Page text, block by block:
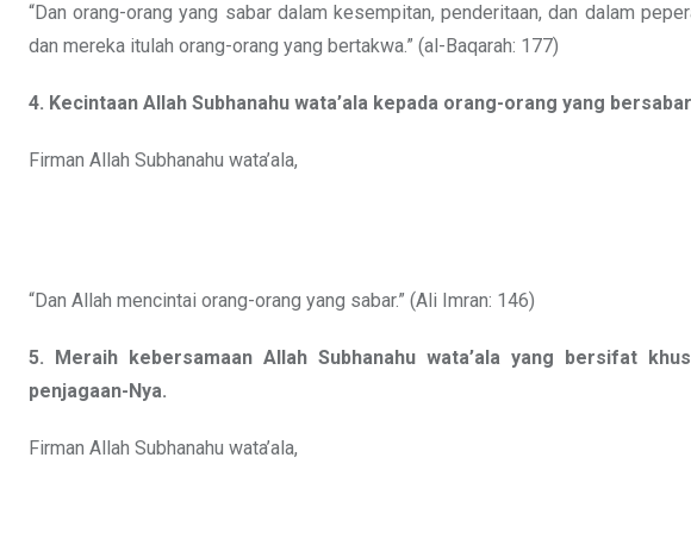
“Dan orang-orang yang sabar dalam kesempitan, penderitaan, dan dalam
dan mereka itulah orang-orang yang bertakwa.” (al-Baqarah: 177)
4. Kecintaan Allah Subhanahu wata’ala kepada orang-orang yang
Firman Allah Subhanahu wata’ala,
“Dan Allah mencintai orang-orang yang sabar.” (Ali Imran: 146)
5. Meraih kebersamaan Allah Subhanahu wata’ala yang bersifat
penjagaan-Nya.
Firman Allah Subhanahu wata’ala,